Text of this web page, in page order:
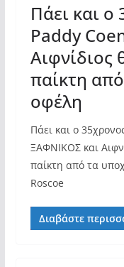
Πάει και ο
Paddy
Αιφνίδιος
παίκτη
οφέλη
Πάει και ο
ΞΑΦΝΙΚΟΣ και
παίκτη από τα
Roscoe
Διαβάστε